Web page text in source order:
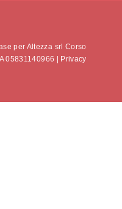
per Altezza srl Corso
05831140966 |
Privacy